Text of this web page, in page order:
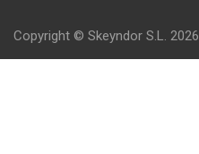
Copyright © Skeyndor S.L. 2026